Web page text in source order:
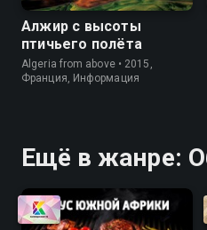
Алжир с высоты
птичьего полёта
Algeria from above • 2015,
Франция, Информация
Ещё в жанре: